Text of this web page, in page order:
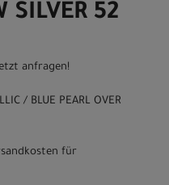
SILVER 52
anfragen!
/ BLUE PEARL OVER
für